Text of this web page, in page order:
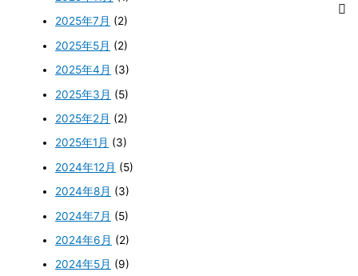
2025年7月 (2)
2025年5月 (2)
2025年4月 (3)
2025年3月 (5)
2025年2月 (2)
2025年1月 (3)
2024年12月 (5)
2024年8月 (3)
2024年7月 (5)
2024年6月 (2)
2024年5月 (9)